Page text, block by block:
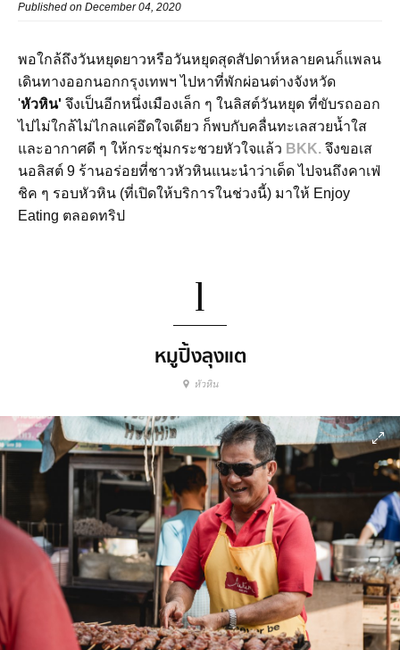
Published on December 04, 2020
พอใกล้ถึงวันหยุดยาวหรือวันหยุดสุดสัปดาห์หลายคนก็แพลน
เดินทางออกนอกกรุงเทพฯ ไปหาที่พักผ่อนต่างจังหวัด
'หัวหิน' จึงเป็นอีกหนึ่งเมืองเล็ก ๆ ในลิสต์วันหยุด ที่ขับรถออก
ไปไม่ใกล้ไม่ไกลแค่อึดใจเดียว ก็พบกับคลื่นทะเลสวยน้ำใส
และอากาศดี ๆ ให้กระชุ่มกระชวยหัวใจแล้ว BKK. จึงขอเส
นอลิสต์ 9 ร้านอร่อยที่ชาวหัวหินแนะนำว่าเด็ด ไปจนถึงคาเฟ่
ชิค ๆ รอบหัวหิน (ที่เปิดให้บริการในช่วงนี้) มาให้ Enjoy
Eating ตลอดทริป
1
หมูปิ้งลุงแต
หัวหิน